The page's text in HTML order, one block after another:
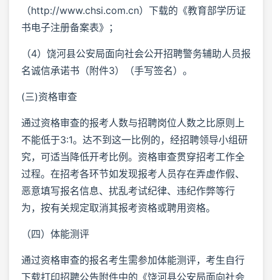
（http://www.chsi.com.cn）下载的《教育部学历证
书电子注册备案表》；
（4）饶河县公安局面向社会公开招聘警务辅助人员报
名诚信承诺书（附件3）（手写签名）。
(三)资格审查
通过资格审查的报考人数与招聘岗位人数之比原则上
不能低于3:1。达不到这一比例的，经招聘领导小组研
究，可适当降低开考比例。资格审查贯穿招考工作全
过程。在招考各环节如发现报考人员存在弄虚作假、
恶意填写报名信息、扰乱考试纪律、违纪作弊等行
为，按有关规定取消其报考资格或聘用资格。
（四）体能测评
通过资格审查的报名考生需参加体能测评，考生自行
下载打印招聘公告附件中的《饶河县公安局面向社会